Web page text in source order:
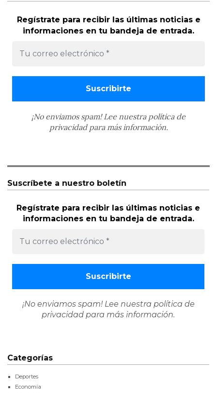
Regístrate para recibir las últimas noticias e
informaciones en tu bandeja de entrada.
¡No enviamos spam! Lee nuestra política de
privacidadpara más información.
Suscríbete a nuestro boletín
Regístrate para recibir las últimas noticias e
informaciones en tu bandeja de entrada.
¡No enviamos spam! Lee nuestra política de
privacidad para más información.
Categorías
Deportes
Economía